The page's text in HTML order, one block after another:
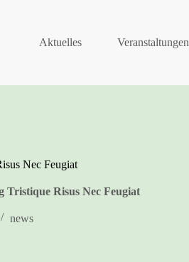
Aktuelles Veranstaltungen
Nec Feugiat
Tristique Risus Nec Feugiat
news